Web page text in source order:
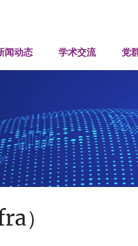
家健康医疗大数据研究院（深圳
部法治大数据与智能装备应用
东省智能工业孪生与优化工程技
省科技专家工作站
闻动态
体聚焦
像刊物
视频
学术交流
学术报告
学生培养
科普中心
党
）